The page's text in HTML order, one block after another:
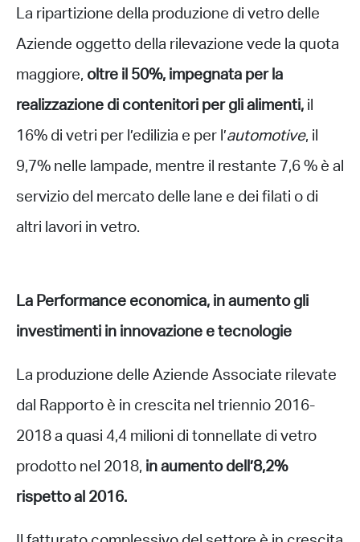
La ripartizione della produzione di vetro delle
Aziende oggetto della rilevazione vede la quota
maggiore, oltre il 50%, impegnata per la
realizzazione di contenitori per gli alimenti, il
16% di vetri per l’edilizia e per l’automotive, il
9,7% nelle lampade, mentre il restante 7,6 % è al
servizio del mercato delle lane e dei filati o di
altri lavori in vetro.
La Performance economica, in aumento gli
investimenti in innovazione e tecnologie
La produzione delle Aziende Associate rilevate
dal Rapporto è in crescita nel triennio 2016-
2018 a quasi 4,4 milioni di tonnellate di vetro
prodotto nel 2018, in aumento dell’8,2%
rispetto al 2016.